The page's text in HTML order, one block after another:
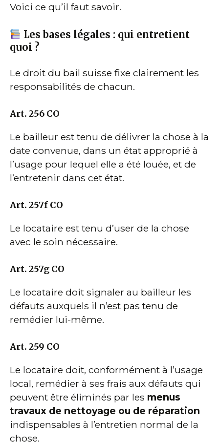
Voici ce qu’il faut savoir.
Les bases légales : qui entretient
quoi ?
Le droit du bail suisse fixe clairement les
responsabilités de chacun.
Art. 256 CO
Le bailleur est tenu de délivrer la chose à la
date convenue, dans un état approprié à
l’usage pour lequel elle a été louée, et de
l’entretenir dans cet état.
Art. 257f CO
Le locataire est tenu d’user de la chose
avec le soin nécessaire.
Art. 257g CO
Le locataire doit signaler au bailleur les
défauts auxquels il n’est pas tenu de
remédier lui-même.
Art. 259 CO
Le locataire doit, conformément à l’usage
local, remédier à ses frais aux défauts qui
peuvent être éliminés par les menus
travaux de nettoyage ou de réparation
indispensables à l’entretien normal de la
chose.